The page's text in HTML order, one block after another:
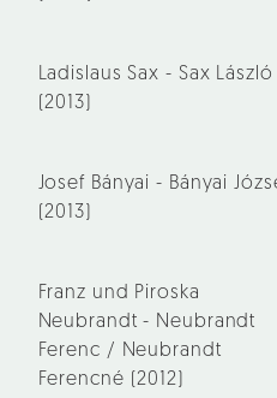
Ladislaus Sax - Sax László
(2013)
Josef Bányai - Bányai
(2013)
Franz und Piroska
Neubrandt - Neubrandt
Ferenc / Neubrandt
Ferencné (2012)